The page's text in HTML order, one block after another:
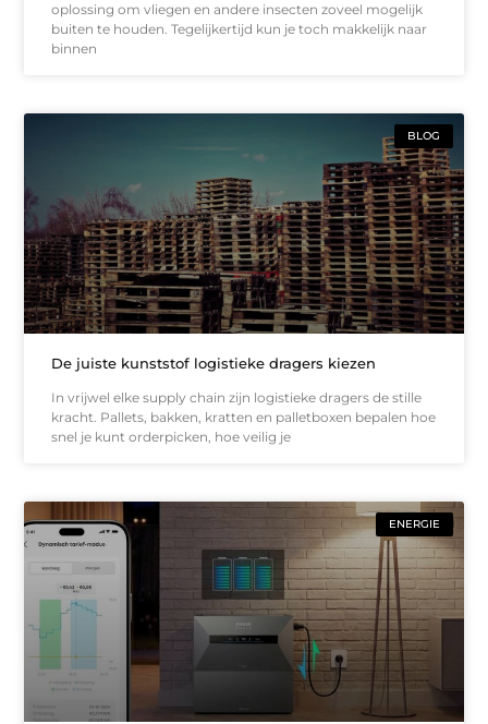
oplossing om vliegen en andere insecten zoveel mogelijk
buiten te houden. Tegelijkertijd kun je toch makkelijk naar
binnen
BLOG
De juiste kunststof logistieke dragers kiezen
In vrijwel elke supply chain zijn logistieke dragers de stille
kracht. Pallets, bakken, kratten en palletboxen bepalen hoe
snel je kunt orderpicken, hoe veilig je
ENERGIE